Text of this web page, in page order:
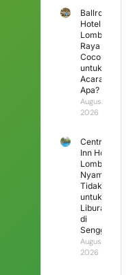
Ballroom
Hotel
Lombok
Raya
Cocok
untuk
Acara
Apa?
August 3,
2026
Central
Inn Hotel
Lombok,
Nyaman
Tidak
untuk
Liburan
di
Senggigi?
August 2,
2026